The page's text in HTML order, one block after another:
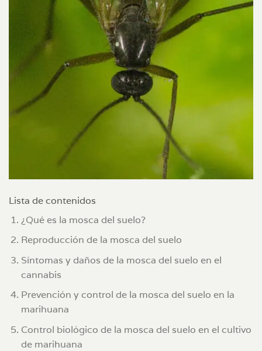
Lista de contenidos
¿Qué es la mosca del suelo?
Reproducción de la mosca del suelo
Síntomas y daños de la mosca del suelo en el
cannabis
Prevención y control de la mosca del suelo en la
marihuana
Control biológico de la mosca del suelo en el cultivo
de marihuana